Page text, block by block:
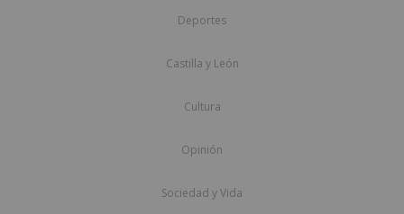
Deportes
Castilla y León
Cultura
Opinión
Sociedad y Vida